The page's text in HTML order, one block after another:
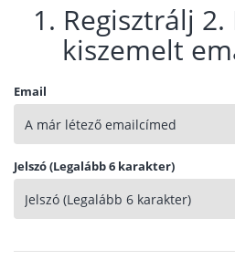
1. Regisztrálj
kiszemelt
Email
Jelszó (Legalább 6 karakter)